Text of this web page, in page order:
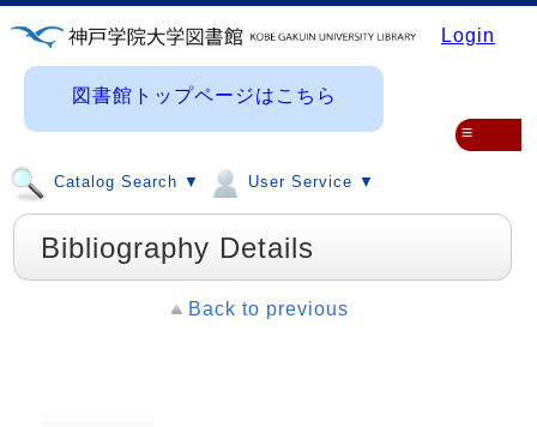
Login
図書館トップページはこちら
Catalog Search ▼ User Service ▼
≡
Bibliography Details
Back to previous